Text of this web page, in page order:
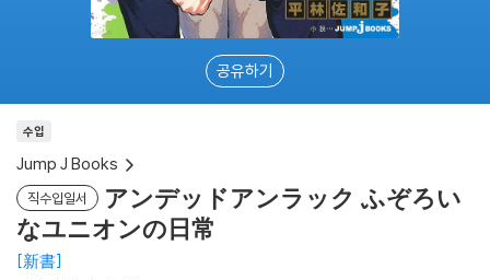
공유하기
수입
Jump J Books
직수입일서
アンデッドアンラック ふぞろい
なユニオンの日常
新書